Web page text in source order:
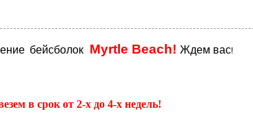
бейсболок Myrtle Beach! Ждем вас!
в срок от 2-х до 4-х недель!